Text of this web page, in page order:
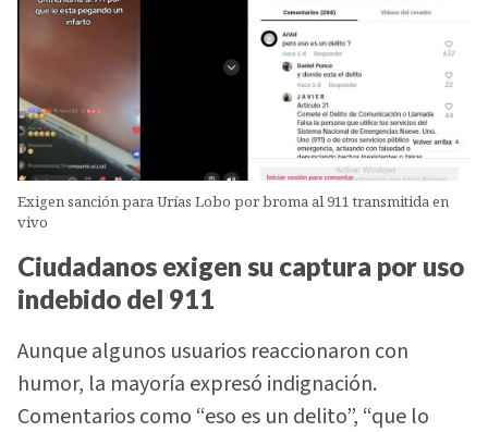
Exigen sanción para Urías Lobo por broma al 911 transmitida en
vivo
Ciudadanos exigen su captura por uso
indebido del 911
Aunque algunos usuarios reaccionaron con
humor, la mayoría expresó indignación.
Comentarios como “eso es un delito”, “que lo